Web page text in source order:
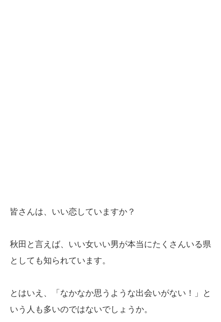
皆さんは、いい恋していますか？
秋田と言えば、いい女いい男が本当にたくさんいる県
としても知られています。
とはいえ、「なかなか思うような出会いがない！」と
いう人も多いのではないでしょうか。